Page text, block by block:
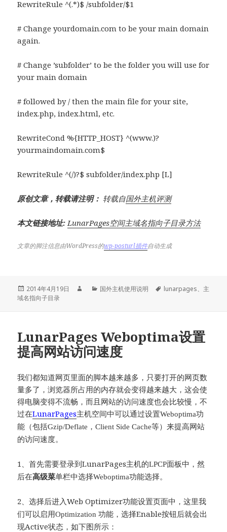
RewriteRule ^(.*)$ /subfolder/$1
# Change yourdomain.com to be your main domain
again.
# Change ’subfolder’ to be the folder you will use for
your main domain
# followed by / then the main file for your site,
index.php, index.html, etc.
RewriteCond %{HTTP_HOST} ^(www.)?
yourmaindomain.com$
RewriteRule ^(/)?$ subfolder/index.php [L]
原创文章，转载请注明： 转载自国外主机评测
本文链接地址: LunarPages空间主域名指向子目录方法
文章的脚注信息由WordPress的wp-posturl插件自动生成
发
布
2014年4月19日
分
国外主机使用说明
标
lunarpages、 主
域名指向子目录
LunarPages Weboptima设置
提高网站访问速度
我们都知道网页里面的脚本越来越多，只要打开的网页数
量多了，浏览器所占用的内存就会变得越来越大，这会使
得电脑变得不流畅，而且网站的访问速度也会比较慢，不
过在LunarPages主机空间中可以通过设置Weboptima功
能（包括Gzip/Deflate ，Client Side Cache等）来提高网站
的访问速度。
1、首先需要登录到LunarPages主机的LPCP面板中，然
后在高级菜单栏中选择Weboptima功能选择。
2、选择后进入Web Optimizer功能设置页面中，这里我
们可以启用Optimization功能，选择Enable按钮后就会出
现Active状态，如下图所示：